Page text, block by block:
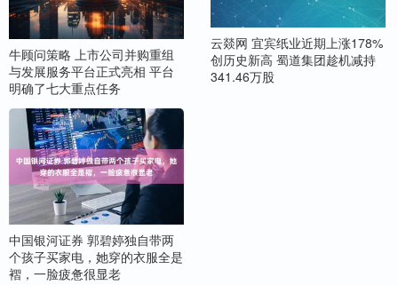
牛顾问策略 上市公司并购重组
与发展服务平台正式亮相 平台
明确了七大重点任务
云燚网 宜宾纸业近期上涨178%
创历史新高 蜀道集团趁机减持
341.46万股
中国银河证券 郭碧婷独自带两
个孩子买家电，她穿的衣服全是
褶，一脸疲惫很显老